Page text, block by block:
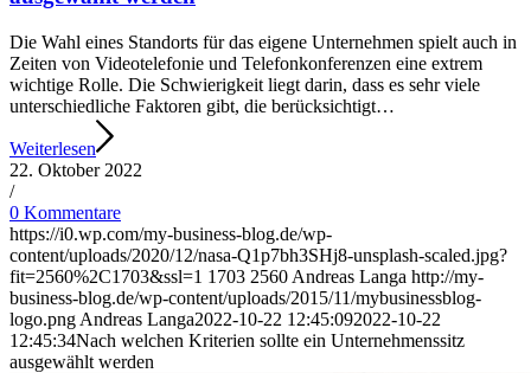
Die Wahl eines Standorts für das eigene Unternehmen spielt auch in
Zeiten von Videotelefonie und Telefonkonferenzen eine extrem
wichtige Rolle. Die Schwierigkeit liegt darin, dass es sehr viele
unterschiedliche Faktoren gibt, die berücksichtigt…
Weiterlesen
22. Oktober 2022
/
0 Kommentare
https://i0.wp.com/my-business-blog.de/wp-
content/uploads/2020/12/nasa-Q1p7bh3SHj8-unsplash-scaled.jpg?
fit=2560%2C1703&ssl=1 1703 2560 Andreas Langa http://my-
business-blog.de/wp-content/uploads/2015/11/mybusinessblog-
logo.png Andreas Langa2022-10-22 12:45:092022-10-22
12:45:34Nach welchen Kriterien sollte ein Unternehmenssitz
ausgewählt werden